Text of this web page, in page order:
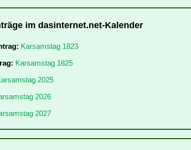
im dasinternet.net-Kalender
Karsamstag 1823
Karsamstag 1825
2025
2026
2027